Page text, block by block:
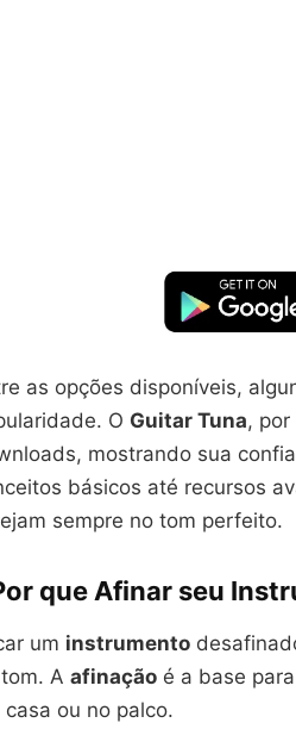
as opções disponíveis,
O Guitar Tuna, por
mostrando sua
básicos até recursos
sempre no tom perfeito.
que Afinar seu
um instrumento
A afinação é a base
casa ou no palco.